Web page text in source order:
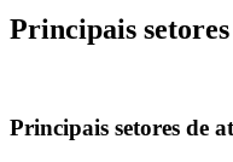
Principais
Principais setores de